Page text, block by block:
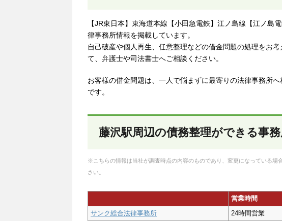
【JR東日本】東海道本線【小田急電鉄】江ノ島線【江ノ島
律事務所情報を掲載しています。
自己破産や個人再生、任意整理などの借金問題の処理をお
て、弁護士や司法書士へご相談ください。
お客様の借金問題は、一人で悩まずに最寄りの法律事務所
です。
藤沢駅周辺の債務整理ができる事
※こちらの情報は当社が調査時点の内容のものであり、変更になっている場
さい。
営業時間
サンク総合法律事務所
24時間営業